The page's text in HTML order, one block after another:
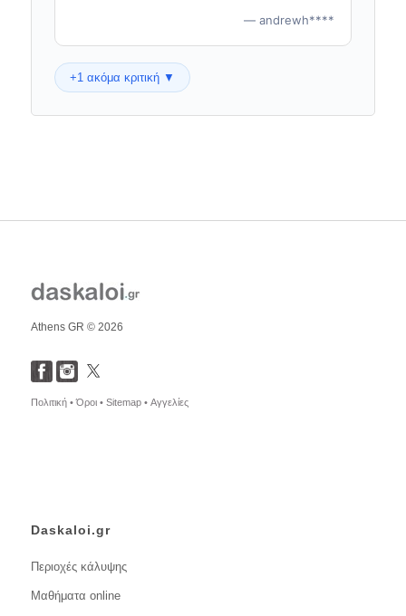
— andrewh****
5/5
+1 ακόμα κριτική ▼
Athens GR © 2026
Πολιτική •Όροι • Sitemap • Αγγελίες
Daskaloi.gr
Περιοχές κάλυψης
Μαθήματα online